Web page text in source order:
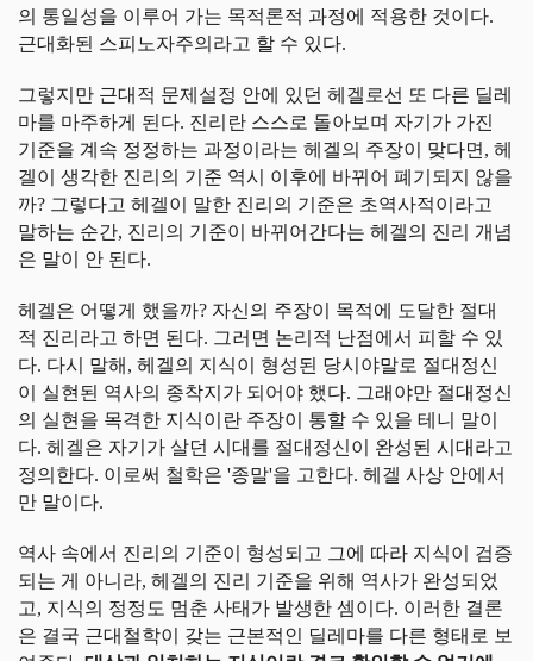
의 통일성을 이루어 가는 목적론적 과정에 적용한 것이다.
근대화된 스피노자주의라고 할 수 있다.
그렇지만 근대적 문제설정 안에 있던 헤겔로선 또 다른 딜레
마를 마주하게 된다. 진리란 스스로 돌아보며 자기가 가진
기준을 계속 정정하는 과정이라는 헤겔의 주장이 맞다면, 헤
겔이 생각한 진리의 기준 역시 이후에 바뀌어 폐기되지 않을
까? 그렇다고 헤겔이 말한 진리의 기준은 초역사적이라고
말하는 순간, 진리의 기준이 바뀌어간다는 헤겔의 진리 개념
은 말이 안 된다.
헤겔은 어떻게 했을까? 자신의 주장이 목적에 도달한 절대
적 진리라고 하면 된다. 그러면 논리적 난점에서 피할 수 있
다. 다시 말해, 헤겔의 지식이 형성된 당시야말로 절대정신
이 실현된 역사의 종착지가 되어야 했다. 그래야만 절대정신
의 실현을 목격한 지식이란 주장이 통할 수 있을 테니 말이
다. 헤겔은 자기가 살던 시대를 절대정신이 완성된 시대라고
정의한다. 이로써 철학은 '종말'을 고한다. 헤겔 사상 안에서
만 말이다.
역사 속에서 진리의 기준이 형성되고 그에 따라 지식이 검증
되는 게 아니라, 헤겔의 진리 기준을 위해 역사가 완성되었
고, 지식의 정정도 멈춘 사태가 발생한 셈이다. 이러한 결론
은 결국 근대철학이 갖는 근본적인 딜레마를 다른 형태로 보